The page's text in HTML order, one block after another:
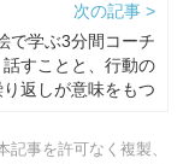
次の記事 >
で学ぶ3分間コーチ
すことと、行動の
り返しが意味をもつ
事を許可なく複製、